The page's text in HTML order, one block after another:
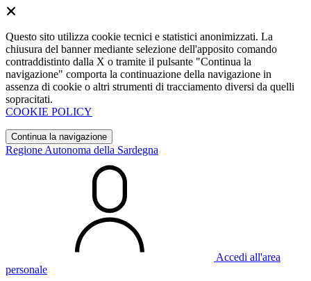
Questo sito utilizza cookie tecnici e statistici anonimizzati. La
chiusura del banner mediante selezione dell'apposito comando
contraddistinto dalla X o tramite il pulsante "Continua la
navigazione" comporta la continuazione della navigazione in
assenza di cookie o altri strumenti di tracciamento diversi da quelli
sopracitati.
COOKIE POLICY
Continua la navigazione
Regione Autonoma della Sardegna
Accedi all'area
personale